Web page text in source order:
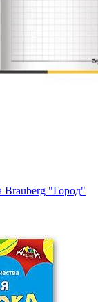
Brauberg "Город"